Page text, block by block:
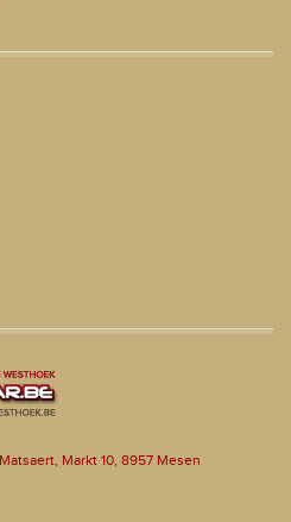
Markt 10, 8957 Mesen